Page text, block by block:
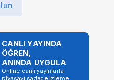
CANLI YAYINDA
ÖĞREN,
ANINDA UYGULA
Online canlı yayınlarla
piyasayı sadece izleme,